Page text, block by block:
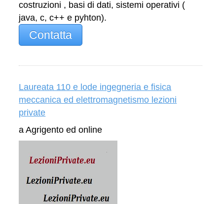
costruzioni , basi di dati, sistemi operativi (
java, c, c++ e pyhton).
Contatta
Laureata 110 e lode ingegneria e fisica
meccanica ed elettromagnetismo lezioni
private
a Agrigento ed online